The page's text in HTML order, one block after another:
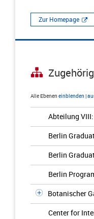
Zur Homepage
Alle Ebenen einblenden |
Abteilung
Berlin
Berlin
Berlin
Botanischer
Center for